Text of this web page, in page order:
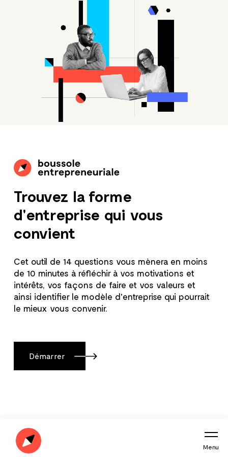
Trouvez la forme
d'entreprise qui vous
convient
Cet outil de 14 questions vous mènera en moins
de 10 minutes à réfléchir à vos motivations et
intérêts, vos façons de faire et vos valeurs et
ainsi identifier le modèle d'entreprise qui pourrait
le mieux vous convenir.
Démarrer
Menu